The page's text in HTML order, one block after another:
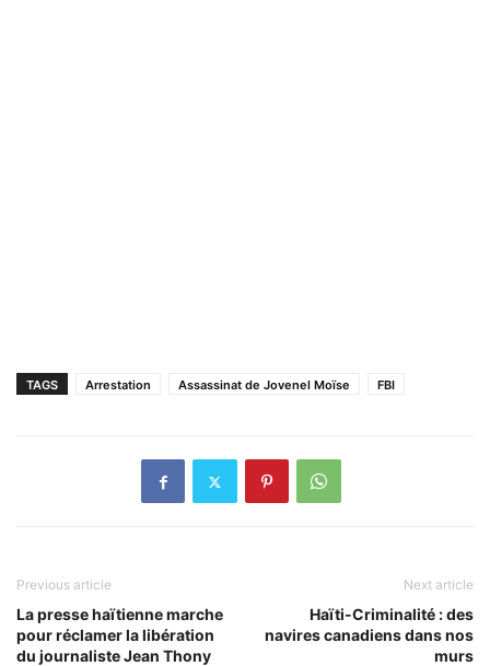
TAGS Arrestation Assassinat de Jovenel Moïse FBI
Previous article
La presse haïtienne marche
pour réclamer la libération
du journaliste Jean Thony
Next article
Haïti-Criminalité : des
navires canadiens dans nos
murs